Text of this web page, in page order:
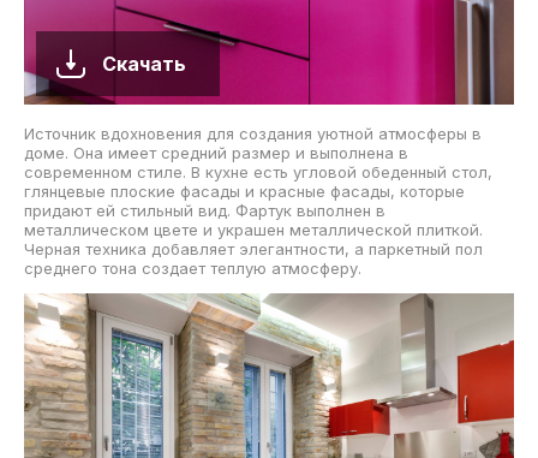
Скачать
Источник вдохновения для создания уютной атмосферы в
доме. Она имеет средний размер и выполнена в
современном стиле. В кухне есть угловой обеденный стол,
глянцевые плоские фасады и красные фасады, которые
придают ей стильный вид. Фартук выполнен в
металлическом цвете и украшен металлической плиткой.
Черная техника добавляет элегантности, а паркетный пол
среднего тона создает теплую атмосферу.